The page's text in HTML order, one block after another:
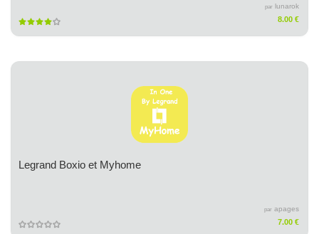
par lunarok
8.00 €
Legrand Boxio et Myhome
par apages
7.00 €